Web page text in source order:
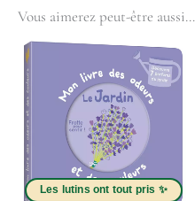
Vous aimerez peut-être aussi…